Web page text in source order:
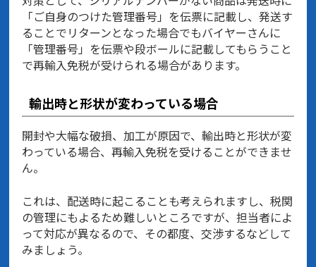
「ご自身のつけた管理番号」を伝票に記載し、発送す
ることでリターンとなった場合でもバイヤーさんに
「管理番号」を伝票や段ボールに記載してもらうこと
で再輸入免税が受けられる場合があります。
輸出時と形状が変わっている場合
開封や大幅な破損、加工が原因で、輸出時と形状が変
わっている場合、再輸入免税を受けることができませ
ん。
これは、配送時に起こることも考えられますし、税関
の管理にもよるため難しいところですが、担当者によ
って対応が異なるので、その都度、交渉するなどして
みましょう。